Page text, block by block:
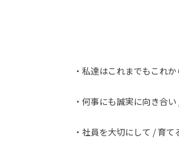
・私達はこれまでもこれ
・何事にも誠実に向き合
・社員を大切にして / 育て